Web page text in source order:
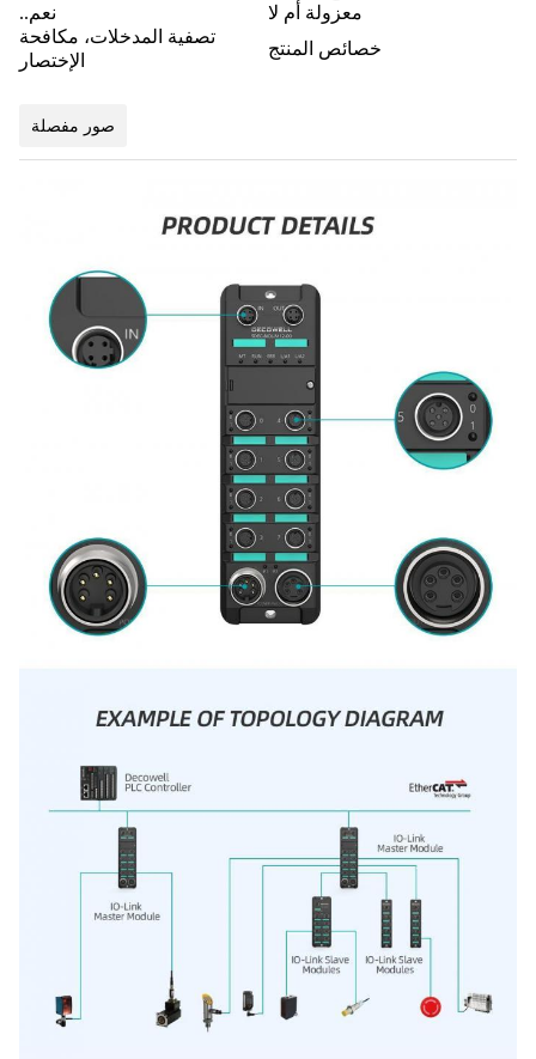
معزولة أم لا
نعم..
خصائص المنتج
تصفية المدخلات، مكافحة
الإختصار
صور مفصلة